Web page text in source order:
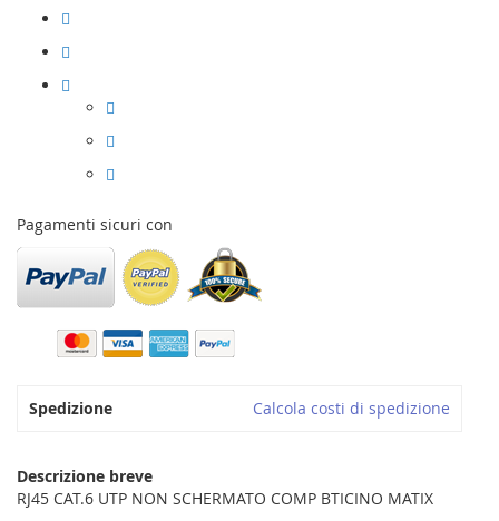
Pagamenti sicuri con
Spedizione Calcola costi di spedizione
Descrizione breve
RJ45 CAT.6 UTP NON SCHERMATO COMP BTICINO MATIX